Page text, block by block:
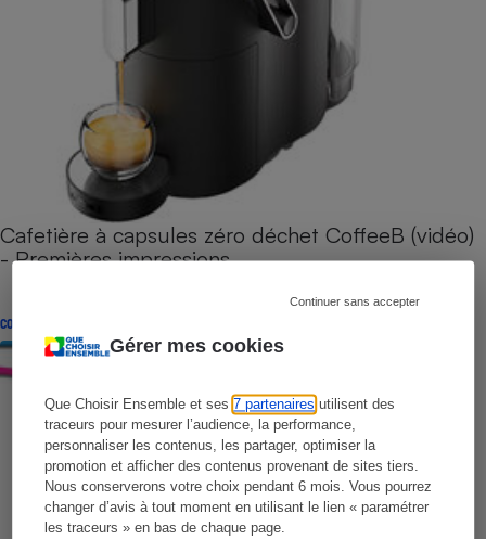
Gérer mes cookies
Que Choisir Ensemble et ses7 partenaires utilisent des
traceurs pour mesurer l’audience, la performance,
personnaliser les contenus, les partager, optimiser la
promotion et afficher des contenus provenant de sites tiers.
Nous conserverons votre choix pendant 6 mois. Vous pourrez
changer d’avis à tout moment en utilisant le lien « paramétrer
les traceurs » en bas de chaque page.
Continuer sans accepter
Cafetière à capsules zéro déchet CoffeeB (vidéo)
- Premières impressions
CONSEILS